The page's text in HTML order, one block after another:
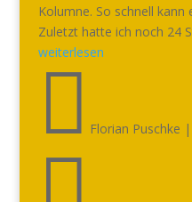
Kolumne. So schnell
Zuletzt hatte ich noch 24
weiterlesen
 Florian Puschke |